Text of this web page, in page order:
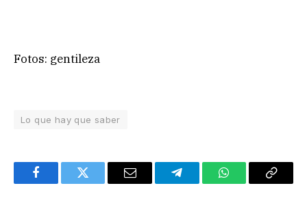
Fotos: gentileza
Lo que hay que saber
FacebookTwitter Email TelegramWhatsAppCopy